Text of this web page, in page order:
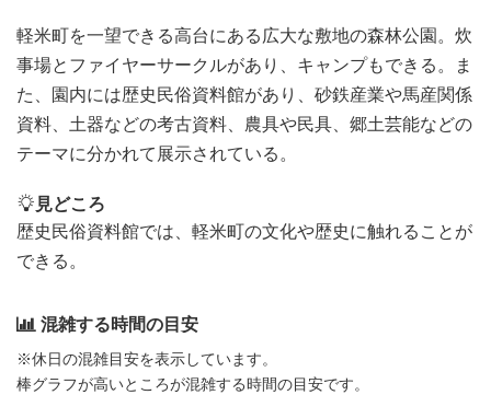
軽米町を一望できる高台にある広大な敷地の森林公園。炊
事場とファイヤーサークルがあり、キャンプもできる。ま
た、園内には歴史民俗資料館があり、砂鉄産業や馬産関係
資料、土器などの考古資料、農具や民具、郷土芸能などの
テーマに分かれて展示されている。
見どころ
歴史民俗資料館では、軽米町の文化や歴史に触れることが
できる。
混雑する時間の目安
※休日の混雑目安を表示しています。
棒グラフが高いところが混雑する時間の目安です。